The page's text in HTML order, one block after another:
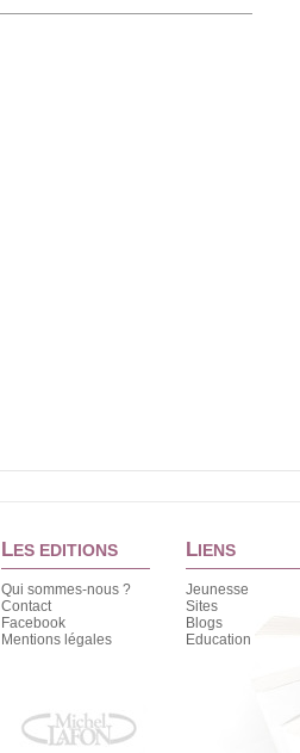
LES EDITIONS
Qui sommes-nous ?
Contact
Facebook
Mentions légales
LIENS
Jeunesse
Sites
Blogs
Education